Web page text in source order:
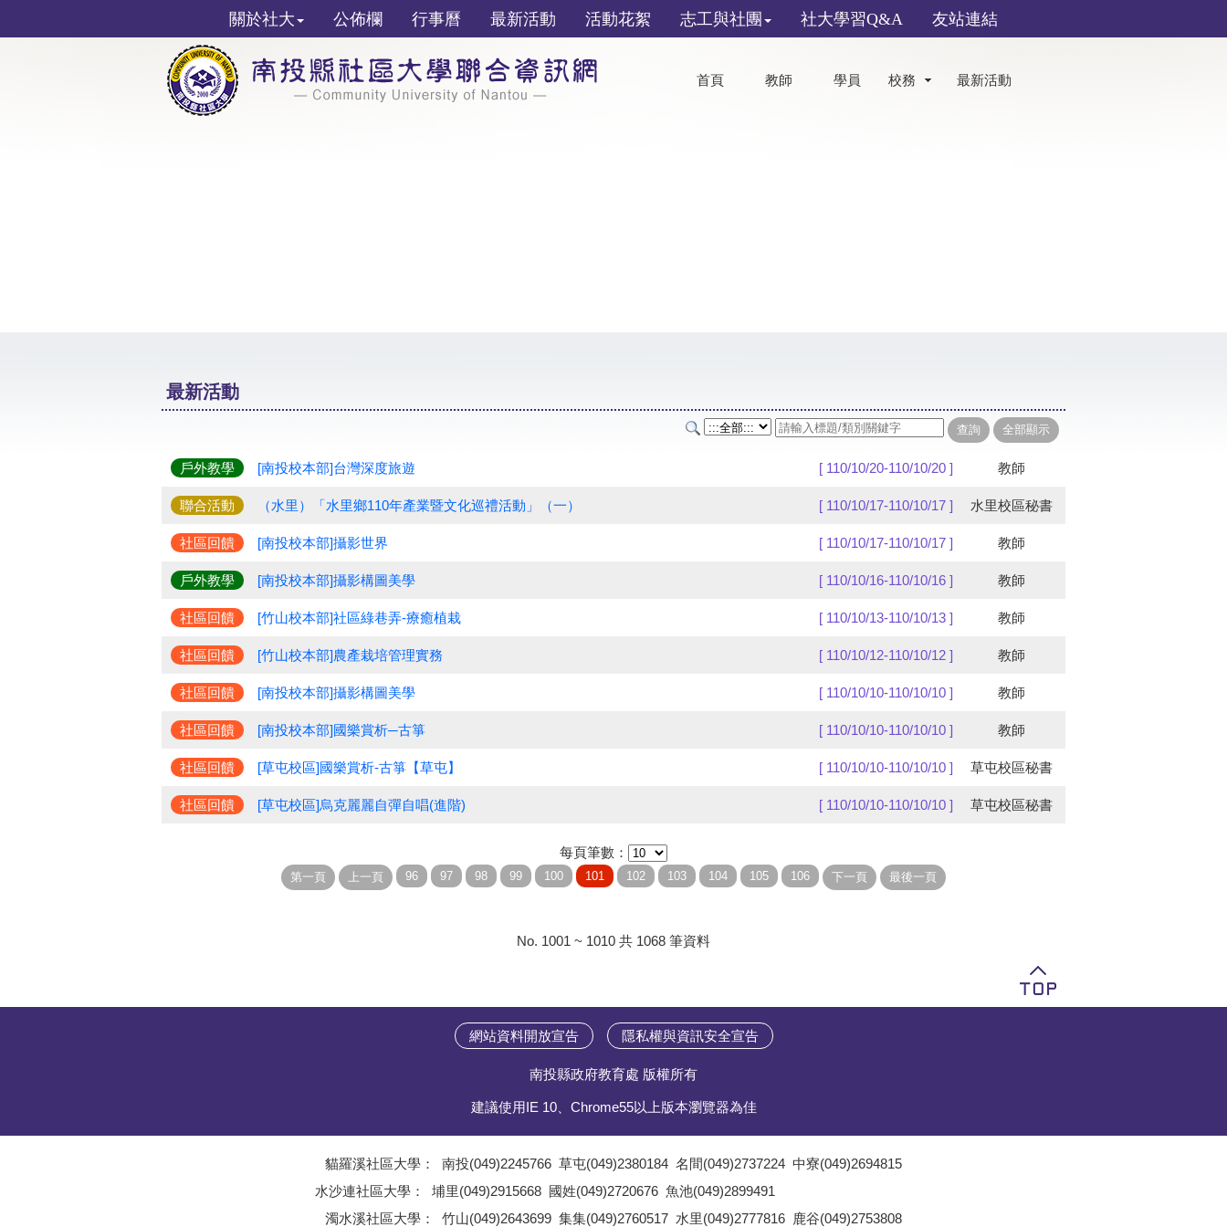
關於社大 公佈欄 行事曆 最新活動 活動花絮 志工與社團 社大學習Q&A 友站連結
首頁 教師 學員 校務 最新活動
最新活動
戶外教學 [南投校本部]台灣深度旅遊 [ 110/10/20-110/10/20 ] 教師
聯合活動 （水里）「水里鄉110年產業暨文化巡禮活動」（一） [ 110/10/17-110/10/17 ] 水里校區秘書
社區回饋 [南投校本部]攝影世界 [ 110/10/17-110/10/17 ] 教師
戶外教學 [南投校本部]攝影構圖美學 [ 110/10/16-110/10/16 ] 教師
社區回饋 [竹山校本部]社區綠巷弄-療癒植栽 [ 110/10/13-110/10/13 ] 教師
社區回饋 [竹山校本部]農產栽培管理實務 [ 110/10/12-110/10/12 ] 教師
社區回饋 [南投校本部]攝影構圖美學 [ 110/10/10-110/10/10 ] 教師
社區回饋 [南投校本部]國樂賞析─古箏 [ 110/10/10-110/10/10 ] 教師
社區回饋 [草屯校區]國樂賞析-古箏【草屯】 [ 110/10/10-110/10/10 ] 草屯校區秘書
社區回饋 [草屯校區]烏克麗麗自彈自唱(進階) [ 110/10/10-110/10/10 ] 草屯校區秘書
每頁筆數：
No. 1001 ~ 1010 共 1068 筆資料
網站資料開放宣告 隱私權與資訊安全宣告
南投縣政府教育處 版權所有
建議使用IE 10、Chrome55以上版本瀏覽器為佳
貓羅溪社區大學： 南投(049)2245766 草屯(049)2380184 名間(049)2737224 中寮(049)2694815
水沙連社區大學： 埔里(049)2915668 國姓(049)2720676 魚池(049)2899491
濁水溪社區大學： 竹山(049)2643699 集集(049)2760517 水里(049)2777816 鹿谷(049)2753808